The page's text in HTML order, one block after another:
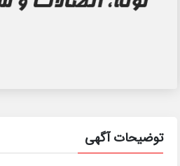
توضیحات آگهی